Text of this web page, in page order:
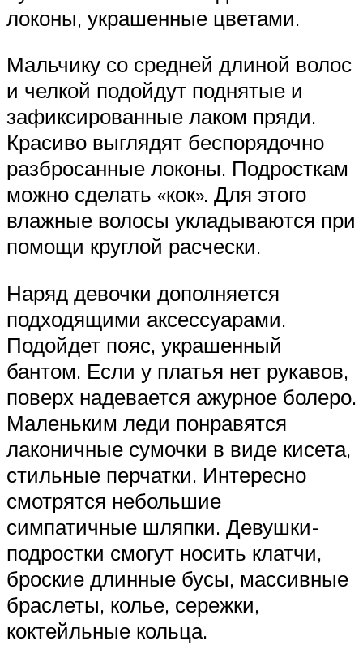
локоны, украшенные цветами.
Мальчику со средней длиной волос
и челкой подойдут поднятые и
зафиксированные лаком пряди.
Красиво выглядят беспорядочно
разбросанные локоны. Подросткам
можно сделать «кок». Для этого
влажные волосы укладываются при
помощи круглой расчески.
Наряд девочки дополняется
подходящими аксессуарами.
Подойдет пояс, украшенный
бантом. Если у платья нет рукавов,
поверх надевается ажурное болеро.
Маленьким леди понравятся
лаконичные сумочки в виде кисета,
стильные перчатки. Интересно
смотрятся небольшие
симпатичные шляпки. Девушки-
подростки смогут носить клатчи,
броские длинные бусы, массивные
браслеты, колье, сережки,
коктейльные кольца.